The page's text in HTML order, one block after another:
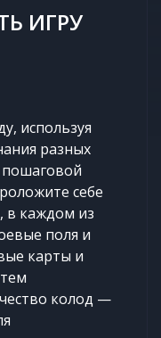
ИГРУ
используя
разных
пошаговой
себе
в каждом из
поля и
карты и
колод —